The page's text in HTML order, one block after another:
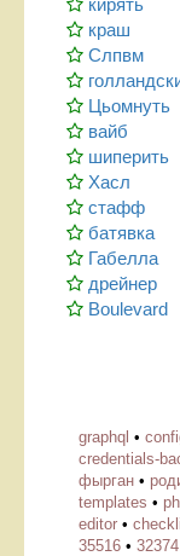
краш
Слпвм
Цьомнуть
вайб
шиперить
Хасл
стафф
батявка
Габелла
дрейнер
Boulevard
graphql •
credentials-
фырган •
templates •
editor •
35516 • 32374